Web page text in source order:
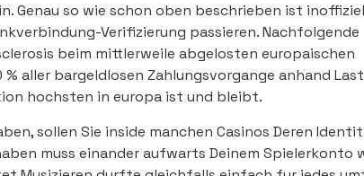
Genau so wie schon oben beschrieben ist
Verifizierung passieren. Nachfolgende
beim mittlerweile abgelosten europaischen
aller bargeldlosen Zahlungsvorgange anhand
hochsten in europa ist und bleibt.
sollen Sie inside manchen Casinos Deren
muss einander aufwarts Deinem Spielerkonto